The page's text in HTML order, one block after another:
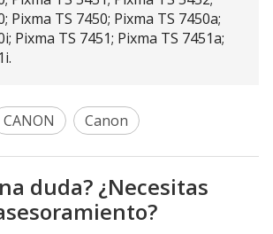
Pixma TS 7450; Pixma TS 7450a;
Pixma TS 7451; Pixma TS 7451a;
CANON Canon
duda? ¿Necesitas